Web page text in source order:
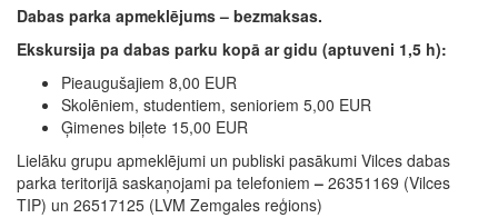
Dabas parka apmeklējums – bezmaksas.
Ekskursija pa dabas parku kopā ar gidu (aptuveni 1,5 h):
Pieaugušajiem 8,00 EUR
Skolēniem, studentiem, senioriem 5,00 EUR
Ģimenes biļete 15,00 EUR
Lielāku grupu apmeklējumi un publiski pasākumi Vilces dabas
parka teritorijā saskaņojami pa telefoniem – 26351169 (Vilces
TIP) un 26517125 (LVM Zemgales reģions)